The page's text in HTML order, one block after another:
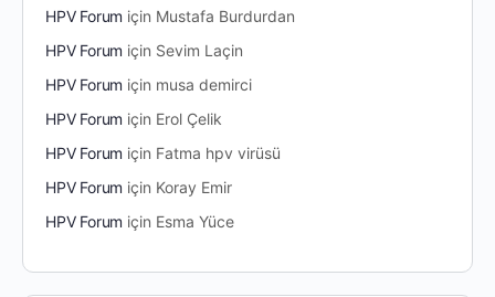
HPV Forum için Mustafa Burdurdan
HPV Forum için Sevim Laçin
HPV Forum için musa demirci
HPV Forum için Erol Çelik
HPV Forum için Fatma hpv virüsü
HPV Forum için Koray Emir
HPV Forum için Esma Yüce